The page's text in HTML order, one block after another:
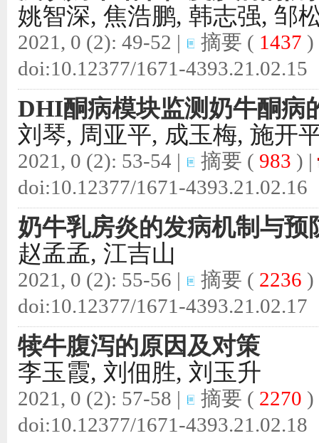
姚智深, 焦浩鹏, 韩志强, 邹
2021, 0 (2): 49-52 | 摘要 ( 1437
doi:10.12377/1671-4393.21.02.15
DHI酮病模块监测奶牛酮病
刘琴, 周亚平, 成玉梅, 施开
2021, 0 (2): 53-54 | 摘要 ( 983 ) |
doi:10.12377/1671-4393.21.02.16
奶牛乳房炎的发病机制与预
赵孟孟, 江吉山
2021, 0 (2): 55-56 | 摘要 ( 2236
doi:10.12377/1671-4393.21.02.17
犊牛腹泻的原因及对策
李玉霞, 刘佃胜, 刘玉升
2021, 0 (2): 57-58 | 摘要 ( 2270
doi:10.12377/1671-4393.21.02.18